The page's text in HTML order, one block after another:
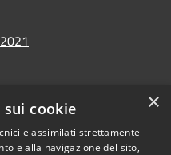
×
cookie
e assimilati strettamente
e alla navigazione del sito,